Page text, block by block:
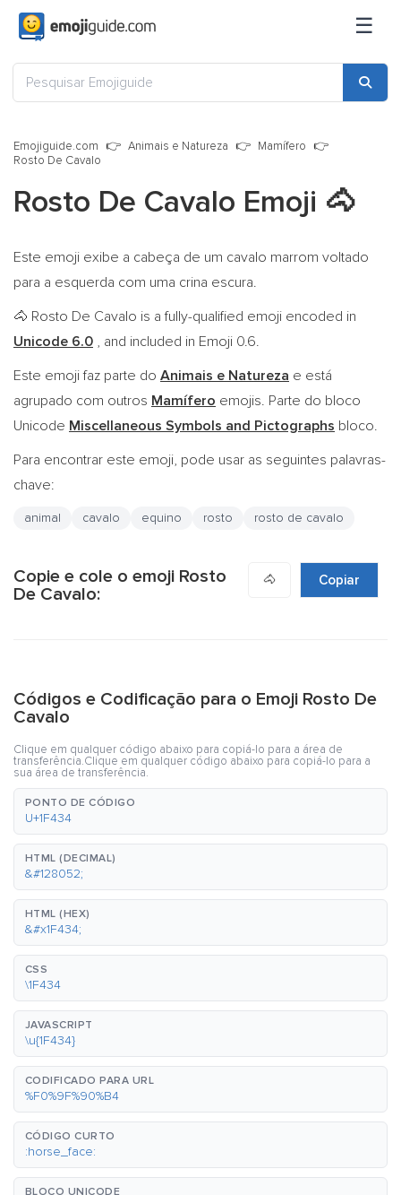
☰
Emojiguide.com Animais e Natureza
Mamífero
Rosto De Cavalo
Rosto De Cavalo Emoji 🐴
Este emoji exibe a cabeça de um cavalo marrom voltado
para a esquerda com uma crina escura.
🐴 Rosto De Cavalo is a fully-qualified emoji encoded in
Unicode 6.0 , and included in Emoji 0.6.
Este emoji faz parte do Animais e Natureza e está
agrupado com outros Mamífero emojis. Parte do bloco
Unicode Miscellaneous Symbols and Pictographs bloco.
Para encontrar este emoji, pode usar as seguintes palavras-
chave:
animal cavalo equino rosto rosto de cavalo
Copie e cole o emoji Rosto
De Cavalo:
🐴 Copiar
Códigos e Codificação para o Emoji Rosto De
Cavalo
Clique em qualquer código abaixo para copiá-lo para a área de
transferência.Clique em qualquer código abaixo para copiá-lo para a
sua área de transferência.
PONTO DE CÓDIGO
U+1F434
HTML (DECIMAL)
&#128052;
HTML (HEX)
&#x1F434;
CSS
\1F434
JAVASCRIPT
\u{1F434}
CODIFICADO PARA URL
%F0%9F%90%B4
CÓDIGO CURTO
:horse_face:
BLOCO UNICODE